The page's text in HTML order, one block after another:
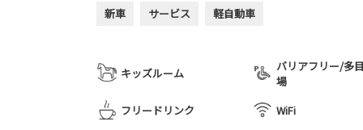
新車 サービス 軽自動車
キッズルーム
バリアフリー/多
場
フリードリンク
WiFi